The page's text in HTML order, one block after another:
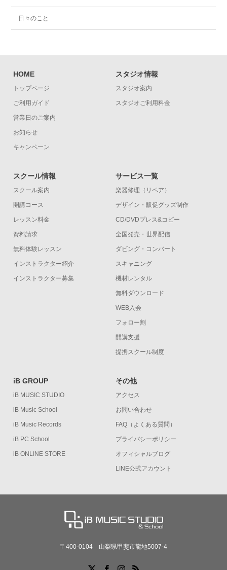
日々のこと
HOME
トップページ
ご利用ガイド
営業日のご案内
お知らせ
キャンペーン
スタジオ情報
スタジオ案内
スタジオご利用料金
スクール情報
スクール案内
開講コース
レッスン料金
資料請求
無料体験レッスン
インストラクター紹介
インストラクター募集
サービス一覧
楽器修理（リペア）
デザイン・販促グッズ制作
CD/DVDプレス&コピー
全国発売・世界配信
ダビング・コンバート
スキャニング
機材レンタル
無料ダウンロード
WEB入会
フォロー割
開講支援
提携スクール制度
iB GROUP
iB MUSIC STUDIO
iB Music School
iB Music Records
iB PC School
iB ONLINE STORE
その他
アクセス
お問い合わせ
FAQ（よくある質問）
プライバシーポリシー
オフィシャルブログ
LINE公式アカウント
〒400-0104 山梨県甲斐市龍地5007-4
RSS